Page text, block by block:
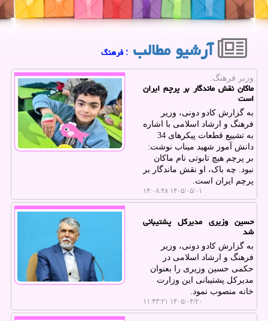
آرشیو مطالب : فرهنگ
وزیر فرهنگ:
ماکان نقش ماندگار بر پرچم ایران
است
به گزارش کادو دونی، وزیر
فرهنگ و ارشاد اسلامی با اشاره
به تشییع قطعات پیکرهای 34
دانش آموز شهید میناب نوشت:
بر پرچم هیچ تابوتی نام ماکان
نبود. چه باک، او نقش ماندگار بر
پرچم ایران است.
۱۴۰۵/۰۵/۰۱ ۱۴:۰۸:۴۸
حسین وزیری مدیرکل پشتیبانی
شد
به گزارش کادو دونی، وزیر
فرهنگ و ارشاد اسلامی در
حکمی حسین وزیری را بعنوان
مدیرکل پشتیبانی این وزارت
خانه منصوب نمود.
۱۴۰۵/۰۴/۲۰ ۱۱:۴۳:۲۱